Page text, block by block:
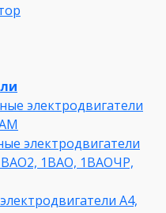
электродвигатели
электродвигатели
1ВАО, 1ВАОЧР,
A4,